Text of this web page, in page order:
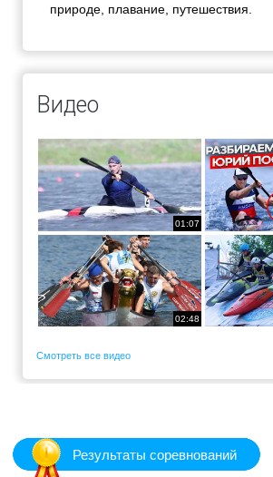
природе, плавание, путешествия.
Видео
01:07
02:48
Смотреть все видео
Результаты соревнований